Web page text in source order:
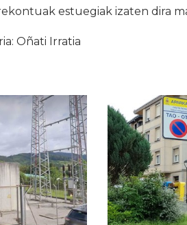
estuegiak izaten dira
Oñati Irratia